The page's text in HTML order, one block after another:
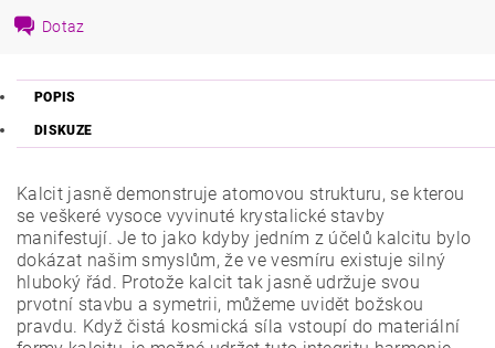
Dotaz
POPIS
DISKUZE
Kalcit jasně demonstruje atomovou strukturu, se kterou
se veškeré vysoce vyvinuté krystalické stavby
manifestují. Je to jako kdyby jedním z účelů kalcitu bylo
dokázat našim smyslům, že ve vesmíru existuje silný
hluboký řád. Protože kalcit tak jasně udržuje svou
prvotní stavbu a symetrii, můžeme uvidět božskou
pravdu. Když čistá kosmická síla vstoupí do materiální